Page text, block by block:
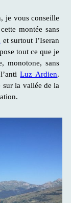
je vous conseille
montée sans
et surtout l’Iseran
tout ce que je
monotone, sans
l’antiLuz Ardien.
sur la vallée de la